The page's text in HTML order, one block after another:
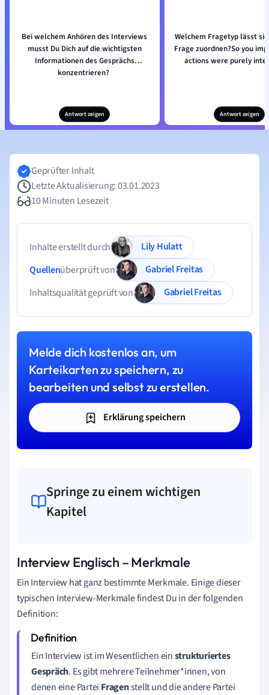
Bei welchem Anhören des Interviews
musst Du Dich auf die wichtigsten
Informationen des Gesprächs
konzentrieren?
Antwort zeigen
Welchem Fragetyp lässt
Frage zuordnen?So you
actions were purely
Antwort zeigen
Geprüfter Inhalt
Letzte Aktualisierung: 03.01.2023
10 Minuten Lesezeit
Inhalte erstellt durch
Lily Hulatt
Quellenüberprüft von
Gabriel Freitas
Inhaltsqualität geprüft von
Gabriel Freitas
Melde dich kostenlos an, um
Karteikarten zu speichern, zu
bearbeiten und selbst zu erstellen.
Erklärung speichern
Springe zu einem wichtigen
Kapitel
Interview Englisch – Merkmale
Ein Interview hat ganz bestimmte Merkmale. Einige dieser
typischen Interview-Merkmale findest Du in der folgenden
Definition:
Ein Interview ist im Wesentlichen einstrukturiertes
Gespräch. Es gibt mehrere Teilnehmer*innen, von
denen eine Partei Fragenstellt und die andere Partei